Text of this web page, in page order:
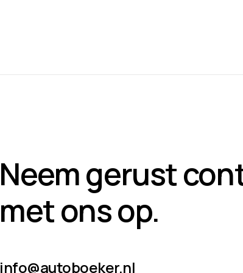
Neem gerust
met ons op.
info@autoboeker.nl